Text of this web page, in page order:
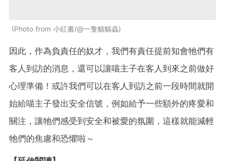
Photo from 小紅書/@一隻貓貓蟲
因此，作為負責任的奴才，我們有責任提前知會牠們有
客人到訪的消息，還可以讓喵主子在客人到來之前做好
心理準備！或許我們可以在客人到訪之前一段時間就開
始給喵主子發出安全信號，例如給予一些額外的疼愛和
關注，讓牠們感受到安全和被愛的氛圍，這樣就能減輕
牠們的焦慮和恐懼啦～